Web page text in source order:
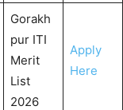
Gorakh
pur ITI
Merit
List
2026
Apply
Here